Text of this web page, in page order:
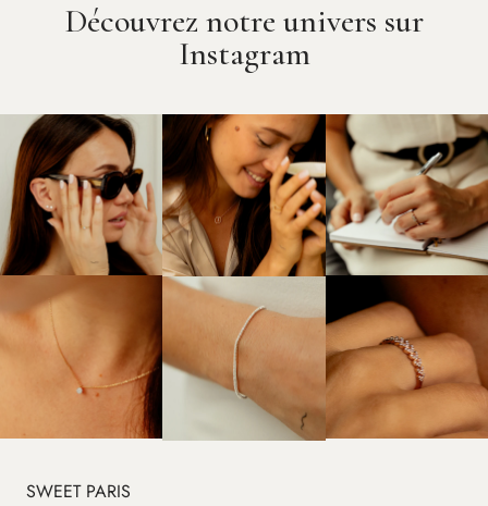
Découvrez notre univers sur
Instagram
SWEET PARIS